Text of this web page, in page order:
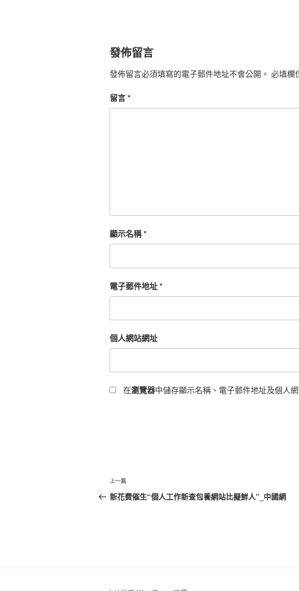
發佈留言
發佈留言必須填寫的電子郵件地址不會公開。 必填欄
留言*
顯示名稱*
電子郵件地址*
個人網站網址
在瀏覽器中儲存顯示名稱、電子郵件地址及個人
文
章
上
一
上一篇
新花費催生“個人工作新查包養網站比擬鮮人”_中國網